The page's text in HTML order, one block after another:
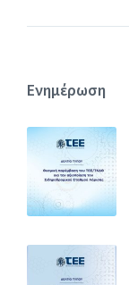
Ενημέρωση